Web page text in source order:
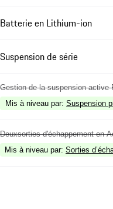
Batterie en Lithium-ion
Suspension de série
Gestion de la suspension active
Mis à niveau par: Suspension
Deuxsorties d'échappement en
Mis à niveau par: Sorties